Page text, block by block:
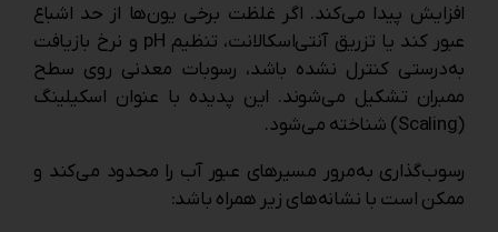
افزایش پیدا می‌کند. اگر غلظت برخی یون‌ها از حد اشباع
عبور کند یا تزریق آنتی‌اسکالانت، تنظیم pH و نرخ بازیافت
به‌درستی کنترل نشده باشد، رسوبات معدنی روی سطح
ممبران تشکیل می‌شوند. این پدیده با عنوان اسکیلینگ
(Scaling) شناخته می‌شود.
رسوب‌گذاری به‌مرور مسیرهای عبور آب را محدود می‌کند و
ممکن است با نشانه‌های زیر همراه باشد: